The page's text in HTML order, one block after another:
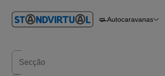
em
Carros Carros
Autocaravanas